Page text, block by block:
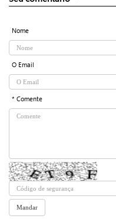
Nome
O Email
* Comente